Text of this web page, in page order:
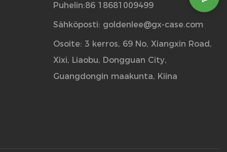
Puhelin:86 18681009499
Sähköposti: goldenlee@gx-case.com
Osoite: 3 kerros, 69 No, Xiangxin Road,
Xixi, Liaobu, Dongguan City,
Guangdongin maakunta, Kiina